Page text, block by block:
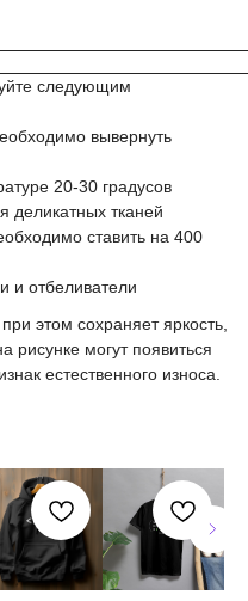
следующим
вывернуть
20-30 градусов
деликатных тканей
ставить на 400
и отбеливатели
этом сохраняет яркость,
рисунке могут появиться
естественного износа.